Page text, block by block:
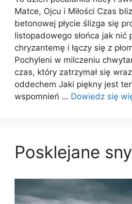
Matce, Ojcu i Miłości Czas
betonowej płycie ślizga się
listopadowego słońca jak nić
chryzantemę i łączy się z
Pochyleni w milczeniu
czas, który zatrzymał się
oddechem Jaki piękny jest
wspomnień … Dowiedz się
Posklejane sny